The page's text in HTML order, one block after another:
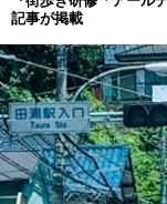
記事が掲載